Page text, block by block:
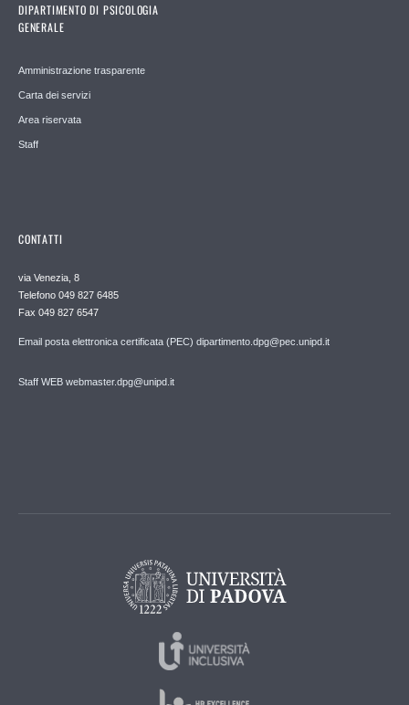
DIPARTIMENTO DI PSICOLOGIA
GENERALE
Amministrazione trasparente
Carta dei servizi
Area riservata
Staff
CONTATTI
via Venezia, 8
Telefono 049 827 6485
Fax 049 827 6547
Email posta elettronica certificata (PEC) dipartimento.dpg@pec.unipd.it
Staff WEB webmaster.dpg@unipd.it